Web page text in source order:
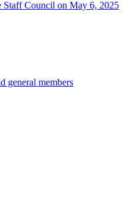
Staff Council on May 6, 2025
general members